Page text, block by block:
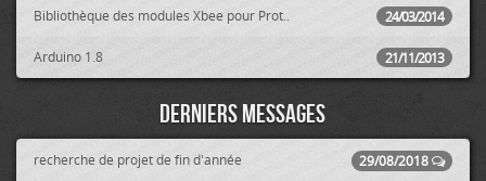
24/03/2014
Bibliothèque des modules Xbee pour Prot..
21/11/2013
Arduino 1.8
Derniers messages
29/08/2018
recherche de projet de fin d'année